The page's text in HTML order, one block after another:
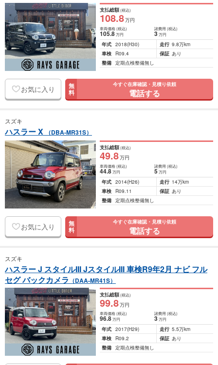
支払総額(税込)
108.8万円
車両価格(税込)
105.8万円
諸費用 (税込)
3 万円
年式 2018(H30) 走行 9.8万km
車検
R09.4 保証 あり
整備 定期点検整備無し
お気に入り 無
料
今すぐ在庫確認・見積り依頼
電話する
スズキ
ハスラー X （DBA-MR31S）
支払総額(税込)
49.8万円
車両価格(税込)
44.8万円
諸費用 (税込)
5 万円
年式 2014(H26) 走行 14万km
車検
R09.11 保証 あり
整備 定期点検整備無し
お気に入り 無
料
今すぐ在庫確認・見積り依頼
電話する
スズキ
ハスラー J スタイルIII JスタイルIII 車検R9年2月 ナビ フル
セグ バックカメラ （DAA-MR41S）
支払総額(税込)
99.8万円
車両価格(税込)
96.8万円
諸費用 (税込)
3 万円
年式 2017(H29) 走行 5.5万km
車検
R09.2 保証 あり
整備 定期点検整備無し